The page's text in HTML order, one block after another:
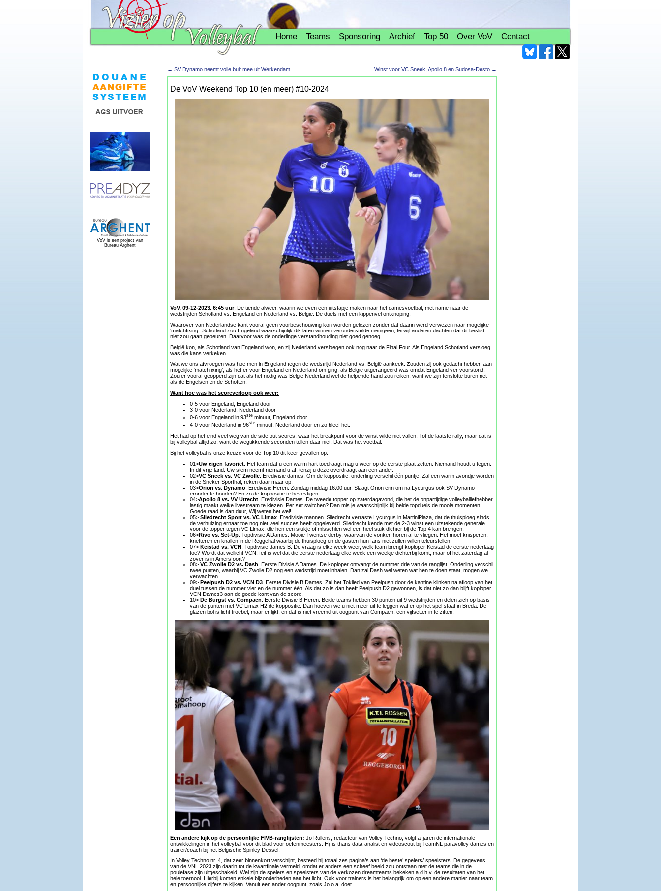
Home Teams Sponsoring Archief Top 50 Over VoV Contact
VoV is een project van
Bureau Arghent
← SV Dynamo neemt volle buit mee uit Werkendam. Winst voor VC Sneek, Apollo 8 en Sudosa-Desto →
De VoV Weekend Top 10 (en meer) #10-2024
VoV, 09-12-2023. 6:45 uur. De tiende alweer, waarin we even een uitstapje maken naar het damesvoetbal, met name naar de
wedstrijden Schotland vs. Engeland en Nederland vs. België. De duels met een kippenvel ontknoping.
Waarover van Nederlandse kant vooraf geen voorbeschouwing kon worden gelezen zonder dat daarin werd verwezen naar mogelijke
‘matchfixing’. Schotland zou Engeland waarschijnlijk dik laten winnen veronderstelde menigeen, terwijl anderen dachten dat dit beslist
niet zou gaan gebeuren. Daarvoor was de onderlinge verstandhouding niet goed genoeg.
België kon, als Schotland van Engeland won, en zij Nederland versloegen ook nog naar de Final Four. Als Engeland Schotland versloeg
was die kans verkeken.
Wat we ons afvroegen was hoe men in Engeland tegen de wedstrijd Nederland vs. België aankeek. Zouden zij ook gedacht hebben aan
mogelijke ‘matchfixing’, als het er voor Engeland en Nederland om ging, als België uitgerangeerd was omdat Engeland ver voorstond.
Zou er vooraf geopperd zijn dat als het nodig was België Nederland wel de helpende hand zou reiken, want we zijn tenslotte buren net
als de Engelsen en de Schotten.
Want hoe was het scoreverloop ook weer:
0-5 voor Engeland, Engeland door
3-0 voor Nederland, Nederland door
0-6 voor Engeland in 93ste minuut, Engeland door.
4-0 voor Nederland in 96ste minuut, Nederland door en zo bleef het.
Het had op het eind veel weg van de side out scores, waar het breakpunt voor de winst wilde niet vallen. Tot de laatste rally, maar dat is
bij volleybal altijd zo, want de wegtikkende seconden tellen daar niet. Dat was het voetbal.
Bij het volleybal is onze keuze voor de Top 10 dit keer gevallen op:
01>Uw eigen favoriet . Het team dat u een warm hart toedraagt mag u weer op de eerste plaat zetten. Niemand houdt u tegen.
In dit vrije land. Uw stem neemt niemand u af, tenzij u deze overdraagt aan een ander.
02>VC Sneek vs. VC Zwolle . Eredivisie dames. Om de koppositie, onderling verschil één puntje. Zal een warm avondje worden
in de Sneker Sporthal, reken daar maar op.
03>Orion vs. Dynamo . Eredivisie Heren. Zondag middag 16:00 uur. Slaagt Orion erin om na Lycurgus ook SV Dynamo
eronder te houden? En zo de koppositie te bevestigen.
04>Apollo 8 vs. VV Utrecht . Eredivisie Dames. De tweede topper op zaterdagavond, die het de onpartijdige volleyballiefhebber
lastig maakt welke livestream te kiezen. Per set switchen? Dan mis je waarschijnlijk bij beide topduels de mooie momenten.
Goede raad is dan duur, Wij weten het wel!
05> Sliedrecht Sport vs. VC Limax . Eredivisie mannen. Sliedrecht verraste Lycurgus in MartiniPlaza, dat de thuisploeg sinds
de verhuizing ernaar toe nog niet veel succes heeft opgeleverd. Sliedrecht kende met de 2-3 winst een uitstekende generale
voor de topper tegen VC Limax, die hen een stukje of misschien wel een heel stuk dichter bij de Top 4 kan brengen.
06>Rivo vs. Set-Up . Topdivisie A Dames. Mooie Twentse derby, waarvan de vonken horen af te vliegen. Het moet knisperen,
knetteren en knallen in de Reggehal waarbij de thuisploeg en de gasten hun fans niet zullen willen teleurstellen.
07> Keistad vs. VCN . Topdivisie dames B. De vraag is elke week weer, welk team brengt koploper Keistad de eerste nederlaag
toe? Wordt dat wellicht VCN, feit is wel dat die eerste nederlaag elke week een weekje dichterbij komt, maar of het zaterdag al
zover is in Amersfoort?
08> VC Zwolle D2 vs. Dash . Eerste Divisie A Dames. De koploper ontvangt de nummer drie van de ranglijst. Onderling verschil
twee punten, waarbij VC Zwolle D2 nog een wedstrijd moet inhalen. Dan zal Dash wel weten wat hen te doen staat, mogen we
verwachten.
09> Peelpush D2 vs. VCN D3 . Eerste Divisie B Dames. Zal het Toklied van Peelpush door de kantine klinken na afloop van het
duel tussen de nummer vier en de nummer één. Als dat zo is dan heeft Peelpush D2 gewonnen, is dat niet zo dan blijft koploper
VCN Dames3 aan de goede kant van de score.
10> De Burgst vs. Compaen. Eerste Divisie B Heren. Beide teams hebben 30 punten uit 9 wedstrijden en delen zich op basis
van de punten met VC Limax H2 de koppositie. Dan hoeven we u niet meer uit te leggen wat er op het spel staat in Breda. De
glazen bol is licht troebel, maar er lijkt, en dat is niet vreemd uit oogpunt van Compaen, een vijfsetter in te zitten.
Een andere kijk op de persoonlijke FIVB-ranglijsten: Jo Rullens, redacteur van Volley Techno, volgt al jaren de internationale
ontwikkelingen in het volleybal voor dit blad voor oefenmeesters. Hij is thans data-analist en videoscout bij TeamNL paravolley dames en
trainer/coach bij het Belgische Spinley Dessel.
In Volley Techno nr. 4, dat zeer binnenkort verschijnt, besteed hij totaal zes pagina’s aan ‘de beste’ spelers/ speelsters. De gegevens
van de VNL 2023 zijn daarin tot de kwartfinale vermeld, omdat er anders een scheef beeld zou ontstaan met de teams die in de
poulefase zijn uitgeschakeld. Wel zijn de spelers en speelsters van de verkozen dreamteams bekeken a.d.h.v. de resultaten van het
hele toernooi. Hierbij komen enkele bijzonderheden aan het licht. Ook voor trainers is het belangrijk om op een andere manier naar team
en persoonlijke cijfers te kijken. Vanuit een ander oogpunt, zoals Jo o.a. doet..